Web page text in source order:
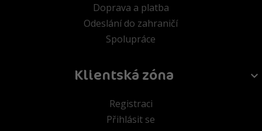
Doprava a platba
Odeslání do zahraničí
Spolupráce
Klientská zóna
Registraci
Přihlásit se